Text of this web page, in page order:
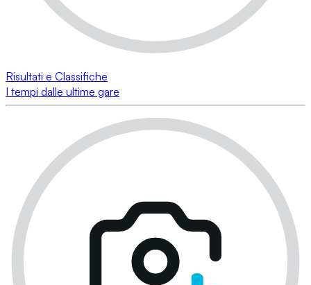
Risultati e Classifiche
I tempi dalle ultime gare